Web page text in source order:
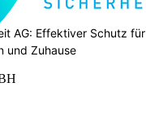
AG: Effektiver Schutz für
und Zuhause